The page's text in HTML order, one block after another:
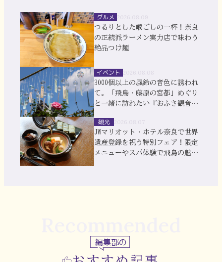
グルメ
つるりとした喉ごしの一杯！奈良
の正統派ラーメン実力店で味わう
絶品つけ麺
イベント
3000個以上の風鈴の音色に誘われ
て。「飛鳥・藤原の宮都」めぐり
と一緒に訪れたい『おふさ観音』
観光
JWマリオット・ホテル奈良で世界
遺産登録を祝う特別フェア！限定
メニューやスパ体験で飛鳥の魅力
編集部の